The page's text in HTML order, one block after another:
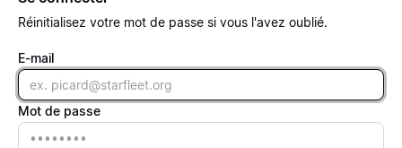
Réinitialisez votre mot de passe si vous l'avez oublié.
E-mail
Email
Mot de passe
Mot de passe